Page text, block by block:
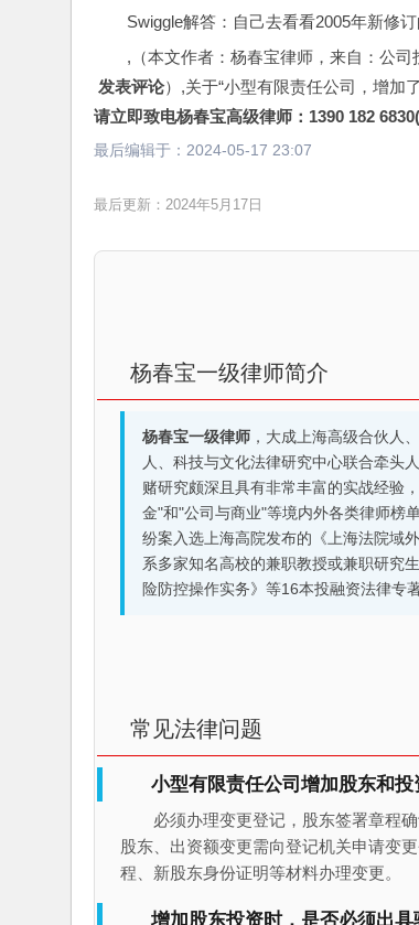
Swiggle解答：自己去看看2005年新修
,（本文作者：杨春宝律师，来自：公司
发表评论）,关于“小型有限责任公司，增加
请立即致电杨春宝高级律师：1390 182
最后编辑于： 2024-05-17 23:07
最后更新：2024年5月17日
杨春宝一级律师简介
杨春宝一级律师，大成上海高级合伙人
人、科技与文化法律研究中心联合牵头
赌研究颇深且具有非常丰富的实战经验
金"和"公司与商业"等境内外各类律师榜
纷案入选上海高院发布的《上海法院域
系多家知名高校的兼职教授或兼职研究
险防控操作实务》等16本投融资法律专著
常见法律问题
小型有限责任公司增加股东和
必须办理变更登记，股东签署章程
股东、出资额变更需向登记机关申请变
程、新股东身份证明等材料办理变更。
增加股东投资时，是否必须出